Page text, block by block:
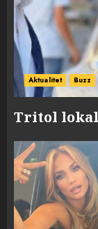
Aktualitet Buzz
Tritol